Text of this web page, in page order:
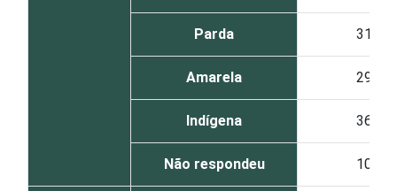
Parda 31
Amarela 29
Indígena 36
Não respondeu 10